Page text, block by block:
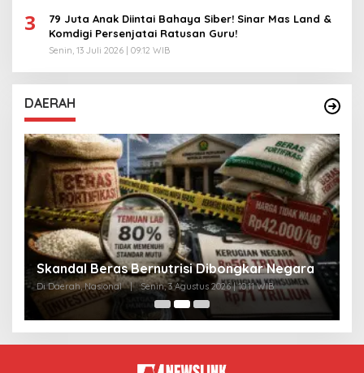
3
79 Juta Anak Diintai Bahaya Siber! Sinar Mas Land &
Komdigi Persenjatai Ratusan Guru!
Senin, 13 Juli 2026 | 09:12 WIB
DAERAH
Skandal Beras Bernutrisi Dibongkar Negara
Di Daerah, Nasional | Senin, 3 Agustus 2026 | 10:11 WIB